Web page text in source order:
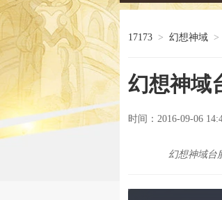
17173 > 幻想神域 >
幻想神域
时间：2016-09-06
幻想神域台